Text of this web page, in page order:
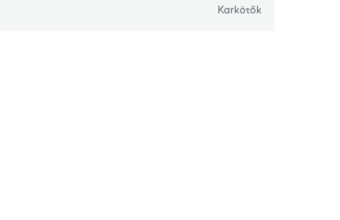
Karkötők